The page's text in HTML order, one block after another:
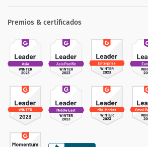
Premios & certificados